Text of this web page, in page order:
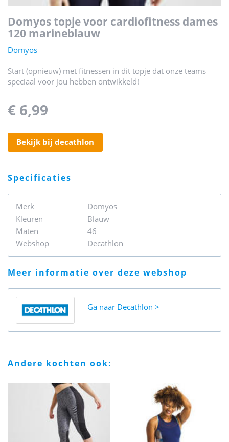
domyos topje voor cardiofitness dames
120 marineblauw
Domyos
Start (opnieuw) met fitnessen in dit topje dat onze teams
speciaal voor jou hebben ontwikkeld!
€ 6,99
bekijk bij decathlon
specificaties
Merk
Domyos
Kleuren
Blauw
Maten
46
Webshop
Decathlon
meer informatie over deze webshop
Ga naar Decathlon
andere kochten ook: